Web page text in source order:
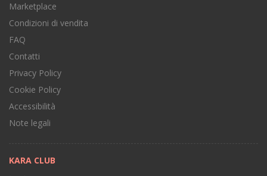
Marketplace
Condizioni di vendita
FAQ
Contatti
Privacy Policy
Cookie Policy
Accessibilità
Note legali
KARA CLUB